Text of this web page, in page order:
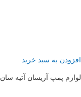
افزودن به سبد خرید
لوازم پمپ آریسان آتیه سان